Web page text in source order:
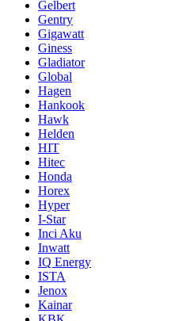
Gelbert
Gentry
Gigawatt
Giness
Gladiator
Global
Hagen
Hankook
Hawk
Helden
HIT
Hitec
Honda
Horex
Hyper
I-Star
Inci Aku
Inwatt
IQ Energy
ISTA
Jenox
Kainar